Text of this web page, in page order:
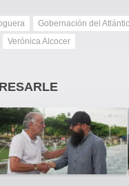
Gobernación del
Verónica Alcocer